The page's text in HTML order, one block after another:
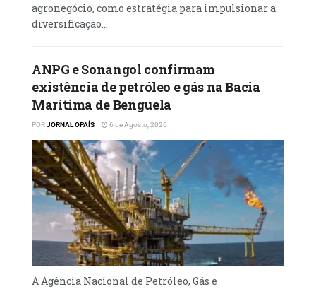
agronegócio, como estratégia para impulsionar a
diversificação...
ANPG e Sonangol confirmam
existência de petróleo e gás na Bacia
Marítima de Benguela
PORJORNAL OPAÍS 6 de Agosto, 2026
A Agência Nacional de Petróleo, Gás e